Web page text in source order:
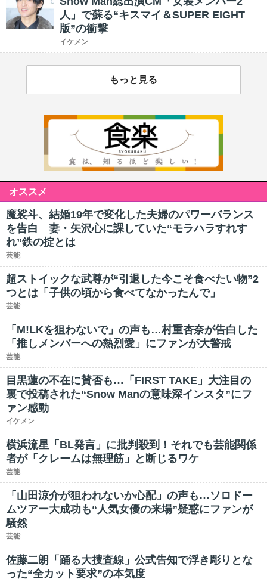
人」で蘇る“キスマイ＆SUPER EIGHT
版”の衝撃
イケメン
もっと見る
オススメ
魔裟斗、結婚19年で変化した夫婦のパワーバランス
を告白 妻・矢沢心に課していた“モラハラすれす
れ”鉄の掟とは
芸能
超ストイックな武尊が“引退した今こそ食べたい物”2
つとは「子供の頃から食べてなかったんで」
芸能
「M!LKを狙わないで」の声も…村重杏奈が告白した
「推しメンバーへの熱烈愛」にファンが大警戒
芸能
目黒蓮の不在に賛否も…「FIRST TAKE」大注目の
裏で投稿された“Snow Manの意味深インスタ”にフ
ァン感動
イケメン
横浜流星「BL発言」に批判殺到！それでも芸能関係
者が「クレームは無理筋」と断じるワケ
芸能
「山田涼介が狙われないか心配」の声も…ソロドー
ムツアー大成功も“人気女優の来場”疑惑にファンが
騒然
芸能
佐藤二朗「踊る大捜査線」公式告知で浮き彫りとな
った“全カット要求”の本気度